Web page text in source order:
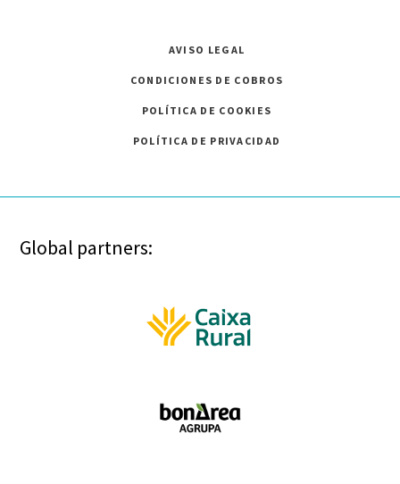
AVISO LEGAL
CONDICIONES DE COBROS
POLÍTICA DE COOKIES
POLÍTICA DE PRIVACIDAD
Global partners: